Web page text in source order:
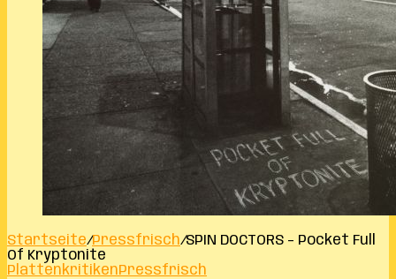
Startseite/Pressfrisch/SPIN DOCTORS – Pocket Full
Of Kryptonite
PlattenkritikenPressfrisch